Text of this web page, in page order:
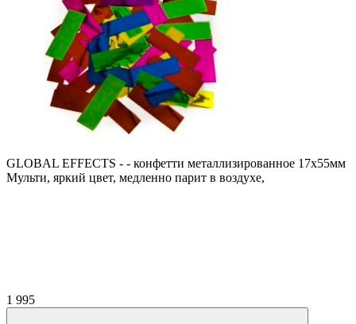
GLOBAL EFFECTS - - конфетти металлизированное 17х55мм
Мульти, яркий цвет, медленно парит в воздухе,
1 995